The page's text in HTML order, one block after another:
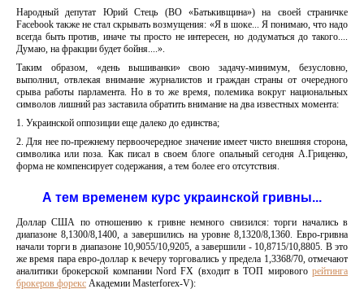
Народный депутат Юрий Стець (ВО «Батькивщина») на своей страничке
Facebook также не стал скрывать возмущения: «Я в шоке... Я понимаю, что надо
всегда быть против, иначе ты просто не интересен, но додуматься до такого....
Думаю, на фракции будет бойня....».
Таким образом, «день вышиванки» свою задачу-минимум, безусловно,
выполнил, отвлекая внимание журналистов и граждан страны от очередного
срыва работы парламента. Но в то же время, полемика вокруг национальных
символов лишний раз заставила обратить внимание на два известных момента:
1. Украинской оппозиции еще далеко до единства;
2. Для нее по-прежнему первоочередное значение имеет чисто внешняя сторона,
символика или поза. Как писал в своем блоге опальный сегодня А.Гриценко,
форма не компенсирует содержания, а тем более его отсутствия.
А тем временем курс украинской гривны...
Доллар США по отношению к гривне немного снизился: торги начались в
диапазоне 8,1300/8,1400, а завершились на уровне 8,1320/8,1360. Евро-гривна
начали торги в диапазоне 10,9055/10,9205, а завершили - 10,8715/10,8805. В это
же время пара евро-доллар к вечеру торговались у предела 1,3368/70, отмечают
аналитики брокерской компании Nord FX (входит в ТОП мирового рейтинга
брокеров форекс Академии Masterforex-V):